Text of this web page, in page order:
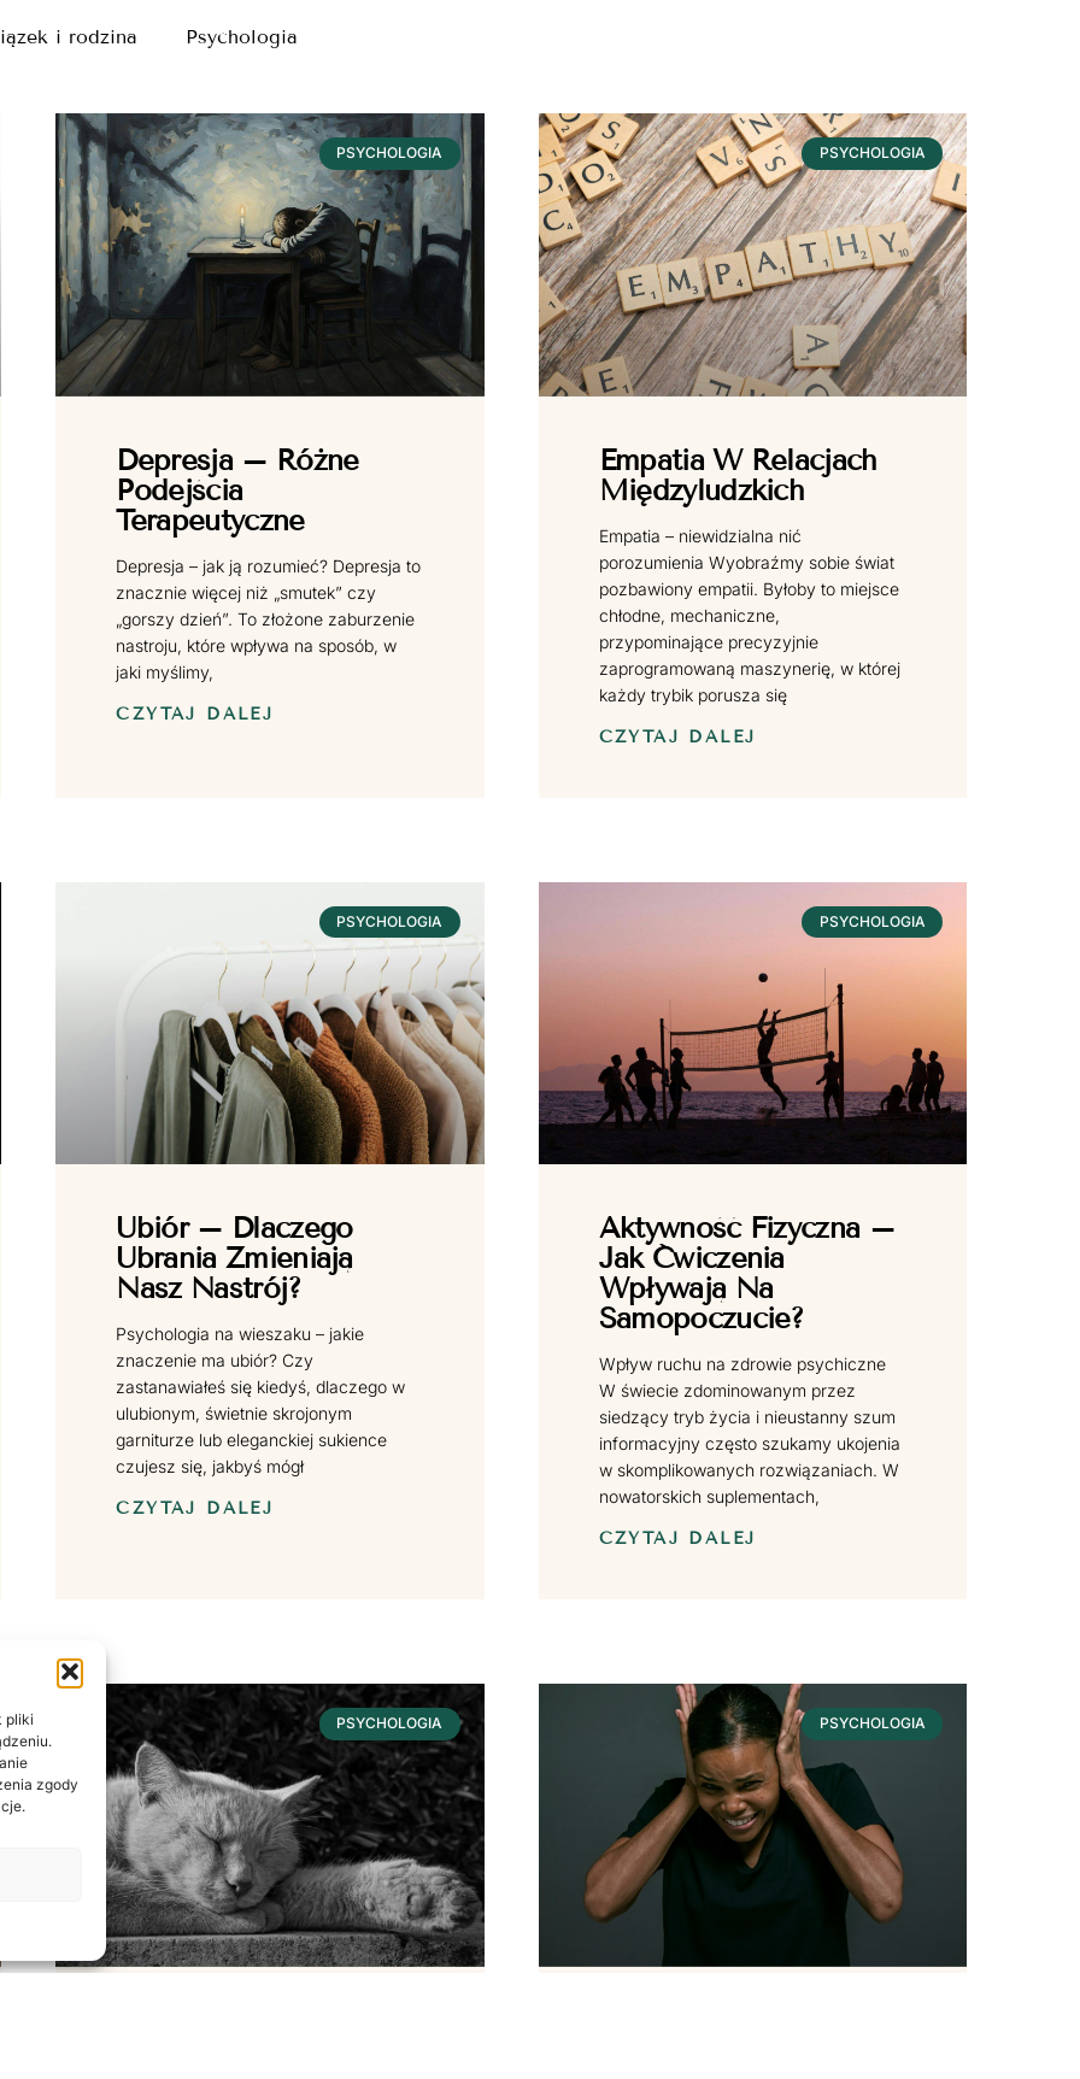
pliki
zgody
i rodzina Psychologia
PSYCHOLOGIA
Depresja – Różne
Podejścia
Terapeutyczne
Depresja – jak ją rozumieć? Depresja to
znacznie więcej niż „smutek” czy
„gorszy dzień”. To złożone zaburzenie
nastroju, które wpływa na sposób, w
jaki myślimy,
CZYTAJ DALEJ
PSYCHOLOGIA
Empatia W Relacjach
Międzyludzkich
Empatia – niewidzialna nić
porozumienia Wyobraźmy sobie świat
pozbawiony empatii. Byłoby to miejsce
chłodne, mechaniczne,
przypominające precyzyjnie
zaprogramowaną maszynerię, w której
każdy trybik porusza się
CZYTAJ DALEJ
PSYCHOLOGIA
Ubiór – Dlaczego
Ubrania Zmieniają
Nasz Nastrój?
Psychologia na wieszaku – jakie
znaczenie ma ubiór? Czy
zastanawiałeś się kiedyś, dlaczego w
ulubionym, świetnie skrojonym
garniturze lub eleganckiej sukience
czujesz się, jakbyś mógł
CZYTAJ DALEJ
PSYCHOLOGIA
Aktywność Fizyczna –
Jak Ćwiczenia
Wpływają Na
Samopoczucie?
Wpływ ruchu na zdrowie psychiczne
W świecie zdominowanym przez
siedzący tryb życia i nieustanny szum
informacyjny często szukamy ukojenia
w skomplikowanych rozwiązaniach. W
nowatorskich suplementach,
CZYTAJ DALEJ
PSYCHOLOGIA PSYCHOLOGIA